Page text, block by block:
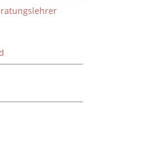
J IV
Bezirksfinale der